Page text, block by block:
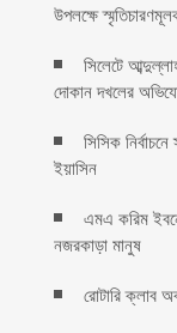
উপলক্ষে
সিলেটে
দোকান দখলের
সিসিক
ইয়াসিন
এমএ করিম
নজরকাড়া মানুষ ‎
রোটারি ক্লাব